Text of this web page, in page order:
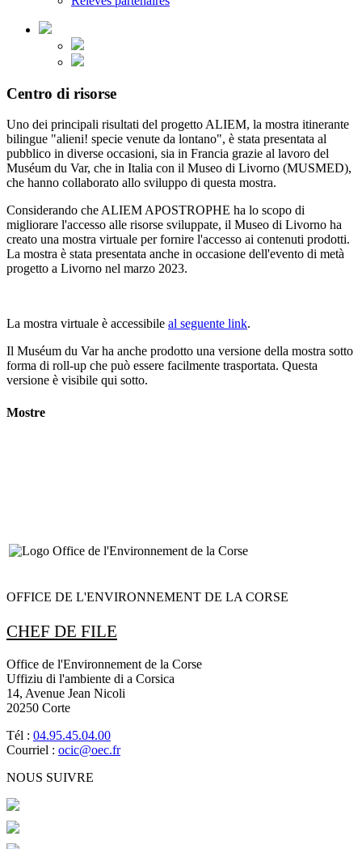
Centro di risorse
Uno dei principali risultati del progetto ALIEM, la mostra itinerante
bilingue "alieni! specie venute da lontano", è stata presentata al
pubblico in diverse occasioni, sia in Francia grazie al lavoro del
Muséum du Var, che in Italia con il Museo di Livorno (MUSMED),
che hanno collaborato allo sviluppo di questa mostra.
Considerando che ALIEM APOSTROPHE ha lo scopo di
migliorare l'accesso alle risorse sviluppate, il Museo di Livorno ha
creato una mostra virtuale per fornire l'accesso ai contenuti prodotti.
La mostra è stata presentata anche in occasione dell'evento di metà
progetto a Livorno nel marzo 2023.
La mostra virtuale è accessibile al seguente link.
Il Muséum du Var ha anche prodotto una versione della mostra sotto
forma di roll-up che può essere facilmente trasportata. Questa
versione è visibile qui sotto.
Mostre
OFFICE DE L'ENVIRONNEMENT DE LA CORSE
CHEF DE FILE
Office de l'Environnement de la Corse
Uffiziu di l'ambiente di a Corsica
14, Avenue Jean Nicoli
20250 Corte
Tél : 04.95.45.04.00
Courriel : ocic@oec.fr
NOUS SUIVRE